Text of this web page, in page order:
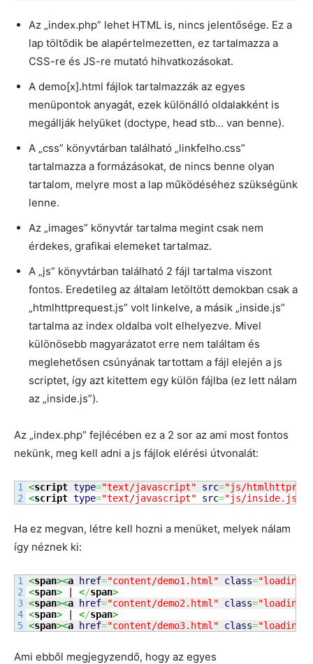
Az „index.php” lehet HTML is, nincs jelentősége. Ez a
lap töltődik be alapértelmezetten, ez tartalmazza a
CSS-re és JS-re mutató hihvatkozásokat.
A demo[x].html fájlok tartalmazzák az egyes
menüpontok anyagát, ezek különálló oldalakként is
megállják helyüket (doctype, head stb… van benne).
A „css” könyvtárban található „linkfelho.css”
tartalmazza a formázásokat, de nincs benne olyan
tartalom, melyre most a lap működéséhez szükségünk
lenne.
Az „images” könyvtár tartalma megint csak nem
érdekes, grafikai elemeket tartalmaz.
A „js” könyvtárban található 2 fájl tartalma viszont
fontos. Eredetileg az általam letöltött demokban csak a
„htmlhttprequest.js” volt linkelve, a másik „inside.js”
tartalma az index oldalba volt elhelyezve. Mivel
különösebb magyarázatot erre nem találtam és
meglehetősen csúnyának tartottam a fájl elején a js
scriptet, így azt kitettem egy külön fájlba (ez lett nálam
az „inside.js”).
Az „index.php” fejlécében ez a 2 sor az ami most fontos
nekünk, meg kell adni a js fájlok elérési útvonalát:
1
<script type="text/javascript" src="js/
<script type="text/javascript" src="js/inside.js"
Ha ez megvan, létre kell hozni a menüket, melyek nálam
így néznek ki:
1
2
3
4
<span><a href="content/demo1.html" class="loadinto-
<span> </span>
<span><a href="content/demo2.html" class="loadinto-
<span> </span>
<span><a href="content/demo3.html" class="loadinto-
Ami ebből megjegyzendő, hogy az egyes